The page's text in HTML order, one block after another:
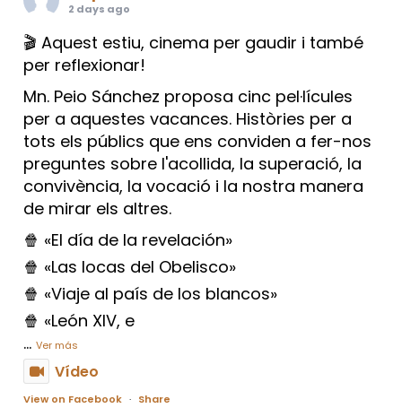
2 days ago
🎬 Aquest estiu, cinema per gaudir i també
per reflexionar!
Mn. Peio Sánchez proposa cinc pel·lícules
per a aquestes vacances. Històries per a
tots els públics que ens conviden a fer-nos
preguntes sobre l'acollida, la superació, la
convivència, la vocació i la nostra manera
de mirar els altres.
🍿 «El día de la revelación»
🍿 «Las locas del Obelisco»
🍿 «Viaje al país de los blancos»
🍿 «León XIV, e
... Ver más
Vídeo
View on Facebook · Share